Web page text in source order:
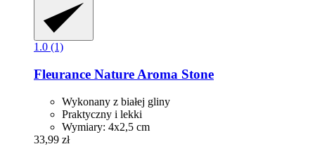
1.0 (1)
Fleurance Nature Aroma Stone
Wykonany z białej gliny
Praktyczny i lekki
Wymiary: 4x2,5 cm
33,99 zł